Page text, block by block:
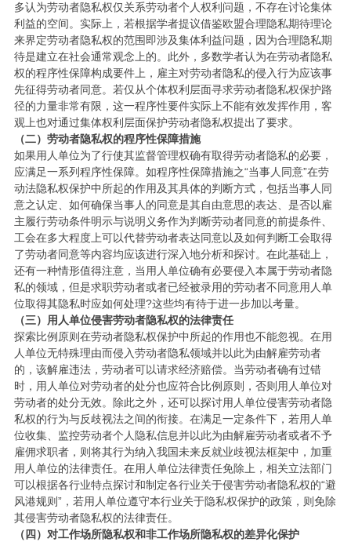
多认为劳动者隐私权仅关系劳动者个人权利问题，不存在讨论集体
利益的空间。实际上，若根据学者提议借鉴欧盟合理隐私期待理论
来界定劳动者隐私权的范围即涉及集体利益问题，因为合理隐私期
待是建立在社会通常观念上的。此外，多数学者认为在劳动者隐私
权的程序性保障构成要件上，雇主对劳动者隐私的侵入行为应该事
先征得劳动者同意。若仅从个体权利层面寻求劳动者隐私权保护路
径的力量非常有限，这一程序性要件实际上不能有效发挥作用，客
观上也对通过集体权利层面保护劳动者隐私权提出了要求。
（二）劳动者隐私权的程序性保障措施
如果用人单位为了行使其监督管理权确有取得劳动者隐私的必要，
应满足一系列程序性保障。如程序性保障措施之“当事人同意”在劳
动法隐私权保护中所起的作用及其具体的判断方式，包括当事人同
意之认定、如何确保当事人的同意是其自由意思的表达、是否以雇
主履行劳动条件明示与说明义务作为判断劳动者同意的前提条件、
工会在多大程度上可以代替劳动者表达同意以及如何判断工会取得
了劳动者同意等内容均应该进行深入地分析和探讨。在此基础上，
还有一种情形值得注意，当用人单位确有必要侵入本属于劳动者隐
私的领域，但是求职劳动者或者已经被录用的劳动者不同意用人单
位取得其隐私时应如何处理?这些均有待于进一步加以考量。
（三）用人单位侵害劳动者隐私权的法律责任
探索比例原则在劳动者隐私权保护中所起的作用也不能忽视。在用
人单位无特殊理由而侵入劳动者隐私领域并以此为由解雇劳动者
的，该解雇违法，劳动者可以请求经济赔偿。当劳动者确有过错
时，用人单位对劳动者的处分也应符合比例原则，否则用人单位对
劳动者的处分无效。除此之外，还可以探讨用人单位侵害劳动者隐
私权的行为与反歧视法之间的衔接。在满足一定条件下，若用人单
位收集、监控劳动者个人隐私信息并以此为由解雇劳动者或者不予
雇佣求职者，则将其行为纳入我国未来反就业歧视法框架中，加重
用人单位的法律责任。在用人单位法律责任免除上，相关立法部门
可以根据各行业特点探讨和制定各行业关于侵害劳动者隐私权的“避
风港规则”，若用人单位遵守本行业关于隐私权保护的政策，则免除
其侵害劳动者隐私权的法律责任。
（四）对工作场所隐私权和非工作场所隐私权的差异化保护